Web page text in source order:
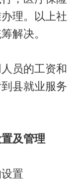
理。以上社
解决。
员的工资和
县就业服务
及管理
置